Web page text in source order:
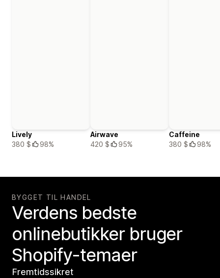
Lively
380 $
98%
Airwave
420 $
95%
Caffeine
380 $
98%
BYGGET TIL HANDEL
Verdens bedste
onlinebutikker bruger
Shopify-temaer
Fremtidssikret